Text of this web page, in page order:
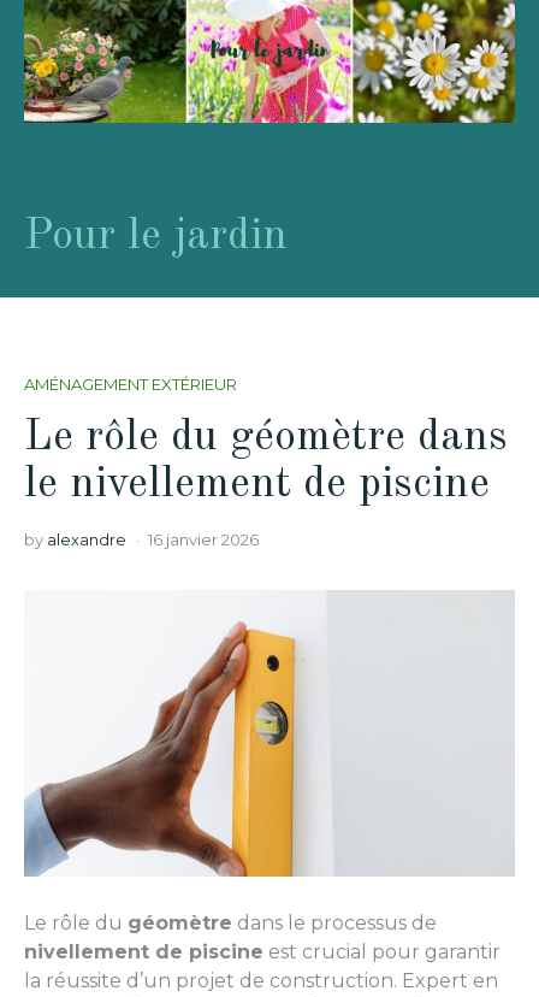
Pour le jardin
AMÉNAGEMENT EXTÉRIEUR
Le rôle du géomètre dans
le nivellement de piscine
by alexandre 16 janvier 2026
Le rôle du géomètre dans le processus de
nivellement de piscine est crucial pour garantir
la réussite d’un projet de construction. Expert en